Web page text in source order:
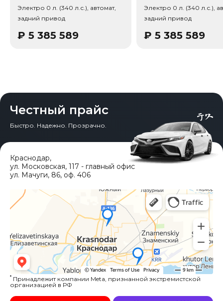
во дверей: 5, Кол-во мест: 5.
Электро 0 л. (340 л.с.), автомат,
задний привод
₽ 5 385 589
Электро 0 л. (340 л.с.),
задний привод
₽ 5 385 589
Честный прайс
Быстро. Надежно. Прозрачно.
Краснодар,
ул. Московская, 117 - главный офис
ул. Мачуги, 86, оф. 406
* Принадлежит компании Meta, признанной экстремистской
организацией в РФ